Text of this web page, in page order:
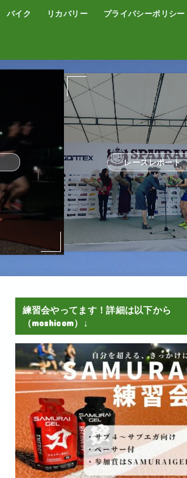
バイク リカバリー プライバシーポリシー
レースレポート
練習会やってます！詳細は以下から
（moshicom）↓